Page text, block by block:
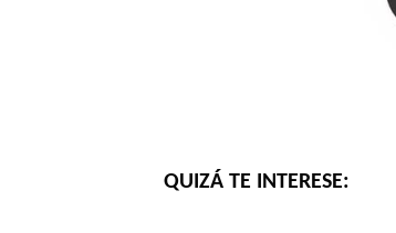
QUIZÁ TE INTERESE: